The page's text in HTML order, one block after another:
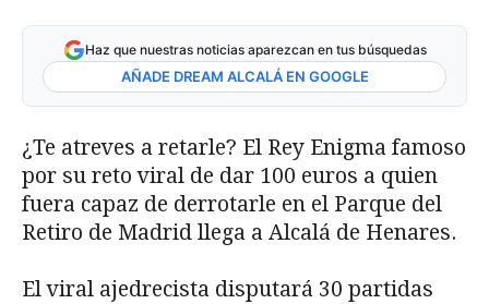
Haz que nuestras noticias aparezcan en tus búsquedas
AÑADE DREAM ALCALÁ EN GOOGLE
¿Te atreves a retarle? El Rey Enigma famoso
por su reto viral de dar 100 euros a quien
fuera capaz de derrotarle en el Parque del
Retiro de Madrid llega a Alcalá de Henares.
El viral ajedrecista disputará 30 partidas